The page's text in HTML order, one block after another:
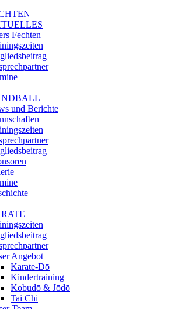
Fechten
und Berichte
Angebot
Karate-Dō
Kindertraining
Kobudō & Jōdō
Tai Chi